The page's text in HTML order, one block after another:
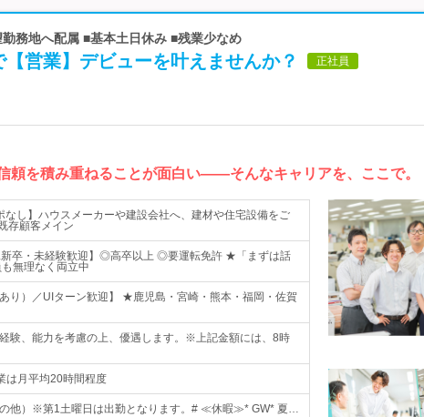
務地へ配属 ■基本土日休み ■残業少なめ
【営業】デビューを叶えませんか？ 正社員
頼を積み重ねることが面白い――そんなキャリアを、ここで。
なし】ハウスメーカーや建設会社へ、建材や住宅設備をご
存顧客メイン
新卒・未経験歓迎】◎高卒以上 ◎要運転免許 ★「まずは話
無理なく両立中
り）／UIターン歓迎】 ★鹿児島・宮崎・熊本・福岡・佐賀
験、能力を考慮の上、優遇します。※上記金額には、8時
は月平均20時間程度
他）※第1土曜日は出勤となります。# ≪休暇≫* GW* 夏…